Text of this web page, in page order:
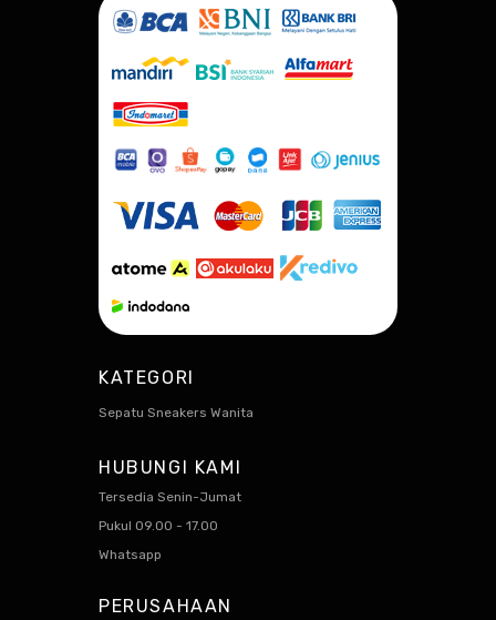
KATEGORI
Sepatu Sneakers Wanita
HUBUNGI KAMI
Tersedia Senin-Jumat
Pukul 09.00 - 17.00
Whatsapp
PERUSAHAAN